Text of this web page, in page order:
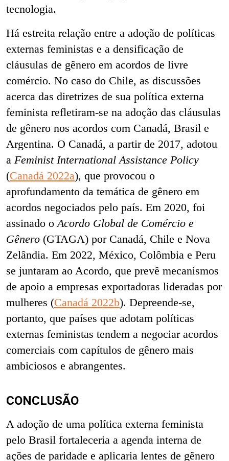
tecnologia.
Há estreita relação entre a adoção de políticas
externas feministas e a densificação de
cláusulas de gênero em acordos de livre
comércio. No caso do Chile, as discussões
acerca das diretrizes de sua política externa
feminista refletiram-se na adoção das cláusulas
de gênero nos acordos com Canadá, Brasil e
Argentina. O Canadá, a partir de 2017, adotou
a Feminist International Assistance Policy
(Canadá 2022a), que provocou o
aprofundamento da temática de gênero em
acordos negociados pelo país. Em 2020, foi
assinado o Acordo Global de Comércio e
Gênero (GTAGA) por Canadá, Chile e Nova
Zelândia. Em 2022, México, Colômbia e Peru
se juntaram ao Acordo, que prevê mecanismos
de apoio a empresas exportadoras lideradas por
mulheres (Canadá 2022b). Depreende-se,
portanto, que países que adotam políticas
externas feministas tendem a negociar acordos
comerciais com capítulos de gênero mais
ambiciosos e abrangentes.
CONCLUSÃO
A adoção de uma política externa feminista
pelo Brasil fortaleceria a agenda interna de
ações de paridade e aplicaria lentes de gênero